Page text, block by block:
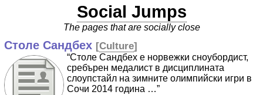
Social Jumps
The pages that are socially close
Столе Сандбех [Culture]
“Столе Сандбех е норвежки сноубордист,
сребърен медалист в дисциплината
слоупстайл на зимните олимпийски игри в
Сочи 2014 година …”